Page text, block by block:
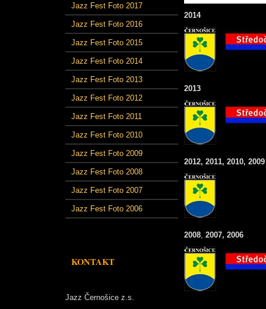
Jazz Fest Foto 2017
Jazz Fest Foto 2016
Jazz Fest Foto 2015
Jazz Fest Foto 2014
Jazz Fest Foto 2013
Jazz Fest Foto 2012
Jazz Fest Foto 2011
Jazz Fest Foto 2010
Jazz Fest Foto 2009
Jazz Fest Foto 2008
Jazz Fest Foto 2007
Jazz Fest Foto 2006
KONTAKT
Jazz Černošice z.s.
2014
2013
2012, 2011, 2010, 2009
2008 2007, 2006